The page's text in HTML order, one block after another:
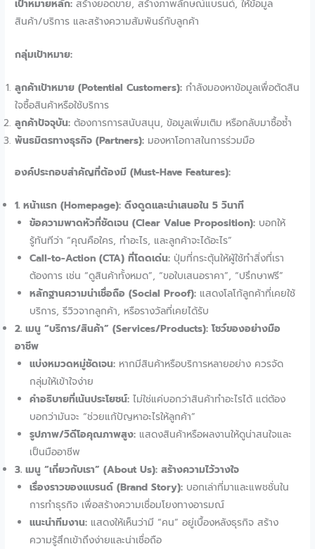
เป้าหมายหลัก: สร้างยอดขาย, สร้างภาพลักษณ์แบรนด์, ให้ข้อมูล
สินค้า/บริการ และสร้างความสัมพันธ์กับลูกค้า
กลุ่มเป้าหมาย:
ลูกค้าเป้าหมาย (Potential Customers): กำลังมองหาข้อมูลเพื่อตัดสิน
ใจซื้อสินค้าหรือใช้บริการ
ลูกค้าปัจจุบัน: ต้องการการสนับสนุน, ข้อมูลเพิ่มเติม หรือกลับมาซื้อซ้ำ
พันธมิตรทางธุรกิจ (Partners): มองหาโอกาสในการร่วมมือ
องค์ประกอบสำคัญที่ต้องมี (Must-Have Features):
1. หน้าแรก (Homepage): ดึงดูดและนำเสนอใน 5 วินาที
ข้อความพาดหัวที่ชัดเจน (Clear Value Proposition):บอกให้
รู้ทันทีว่า “คุณคือใคร, ทำอะไร, และลูกค้าจะได้อะไร”
Call-to-Action (CTA) ที่โดดเด่น:ปุ่มที่กระตุ้นให้ผู้ใช้ทำสิ่งที่เรา
ต้องการ เช่น “ดูสินค้าทั้งหมด”, “ขอใบเสนอราคา”, “ปรึกษาฟรี”
หลักฐานความน่าเชื่อถือ (Social Proof):แสดงโลโก้ลูกค้าที่เคยใช้
บริการ, รีวิวจากลูกค้า, หรือรางวัลที่เคยได้รับ
2. เมนู “บริการ/สินค้า” (Services/Products): โชว์ของอย่างมือ
อาชีพ
แบ่งหมวดหมู่ชัดเจน:หากมีสินค้าหรือบริการหลายอย่าง ควรจัด
กลุ่มให้เข้าใจง่าย
คำอธิบายที่เน้นประโยชน์:ไม่ใช่แค่บอกว่าสินค้าทำอะไรได้ แต่ต้อง
บอกว่ามันจะ “ช่วยแก้ปัญหาอะไรให้ลูกค้า”
รูปภาพ/วิดีโอคุณภาพสูง:แสดงสินค้าหรือผลงานให้ดูน่าสนใจและ
เป็นมืออาชีพ
3. เมนู “เกี่ยวกับเรา” (About Us): สร้างความไว้วางใจ
เรื่องราวของแบรนด์ (Brand Story):บอกเล่าที่มาและแพชชั่นใน
การทำธุรกิจ เพื่อสร้างความเชื่อมโยงทางอารมณ์
แนะนำทีมงาน:แสดงให้เห็นว่ามี “คน” อยู่เบื้องหลังธุรกิจ สร้าง
ความรู้สึกเข้าถึงง่ายและน่าเชื่อถือ